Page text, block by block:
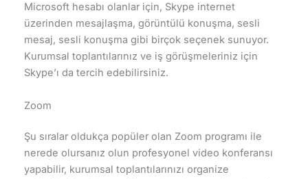
Microsoft hesabı olanlar için, Skype internet
üzerinden mesajlaşma, görüntülü konuşma, sesli
mesaj, sesli konuşma gibi birçok seçenek sunuyor.
Kurumsal toplantılarınız ve iş görüşmeleriniz için
Skype’ı da tercih edebilirsiniz.
Zoom
Şu sıralar oldukça popüler olan Zoom programı ile
nerede olursanız olun profesyonel video konferansı
yapabilir, kurumsal toplantılarınızı organize